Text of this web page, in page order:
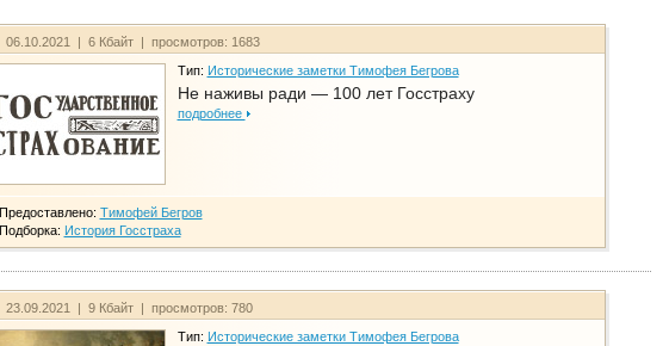
06.10.2021 | 6 Кбайт | просмотров: 1683
Тип: Исторические заметки Тимофея Бегрова
Не наживы ради — 100 лет Госстраху
подробнее
Предоставлено: Тимофей Бегров
Подборка: История Госстраха
23.09.2021 | 9 Кбайт | просмотров: 780
Тип: Исторические заметки Тимофея Бегрова